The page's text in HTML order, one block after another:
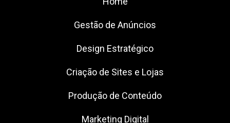
Gestão de Anúncios
Design Estratégico
Criação de Sites e Lojas
Produção de Conteúdo
Marketing Digital